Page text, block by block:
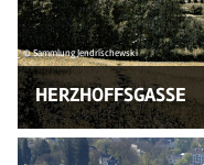
© Sammlung Jendrischewski
HERZHOFFSGASSE